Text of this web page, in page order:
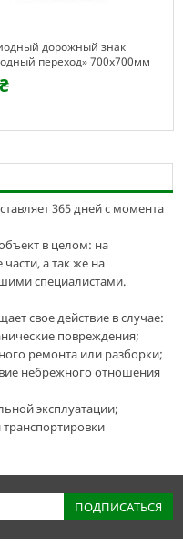
дорожный знак
переход» 700х700мм
365 дней с момента
в целом: на
а так же на
специалистами.
свое действие в случае:
повреждения;
ремонта или разборки;
небрежного отношения
эксплуатации;